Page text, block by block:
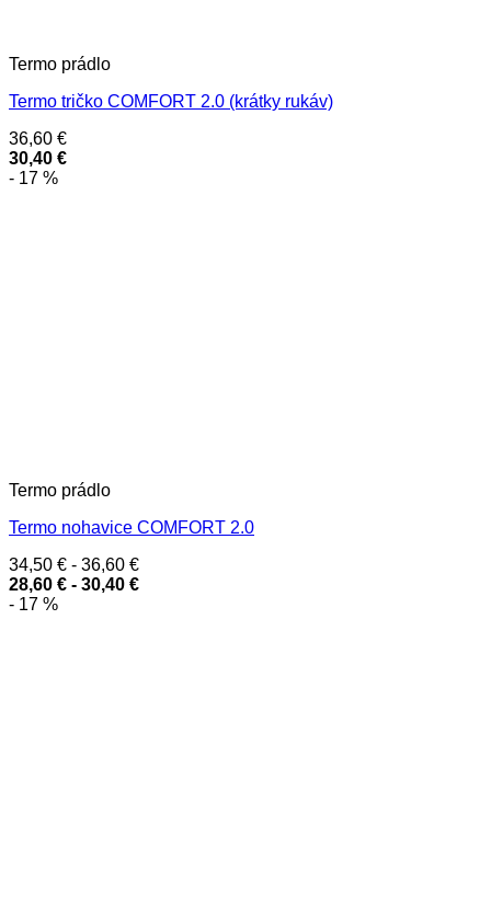
Termo prádlo
Termo tričko COMFORT 2.0 (krátky rukáv)
36,60 €
30,40 €
- 17 %
Termo prádlo
Termo nohavice COMFORT 2.0
34,50 € - 36,60 €
28,60 € - 30,40 €
- 17 %